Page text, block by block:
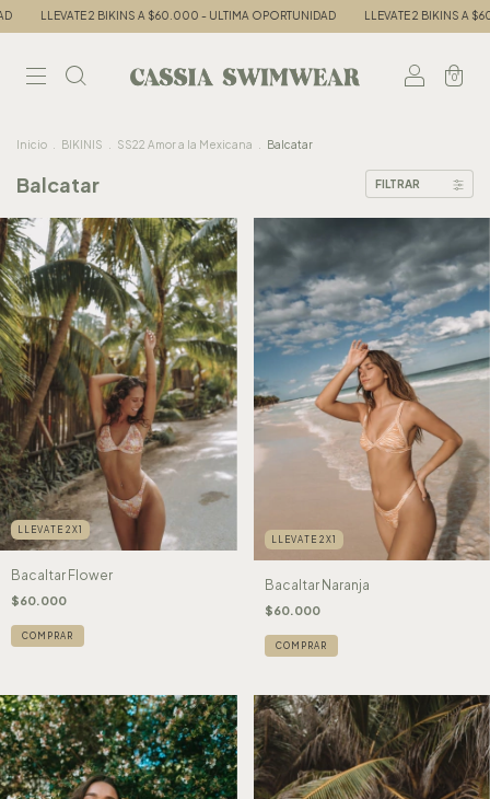
LLEVATE 2 BIKINS A $60.000 - ULTIMA OPORTUNIDAD LLEVATE 2 BIKINS A
0
Inicio BIKINIS SS22 Amor a la Mexicana Balcatar
Balcatar FILTRAR
LLEVATE 2X1
Bacaltar Flower
$60.000
COMPRAR
LLEVATE 2X1
Bacaltar Naranja
$60.000
COMPRAR